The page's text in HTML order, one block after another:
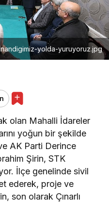
yolda-yuruyoruz.jpg
olan Mahalli İdareler
yoğun bir şekilde
AK Parti Derince
Şirin, STK
İlçe genelinde sivil
ederek, proje ve
son olarak Çınarlı